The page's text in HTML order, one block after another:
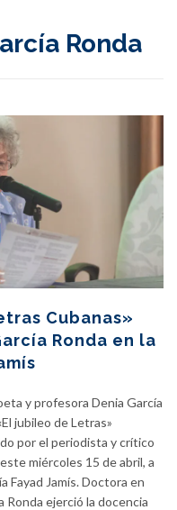
Ronda
Cubanas»
Ronda en la
y profesora Denia García
jubileo de Letras»
por el periodista y crítico
miércoles 15 de abril, a
Fayad Jamís. Doctora en
Ronda ejerció la docencia